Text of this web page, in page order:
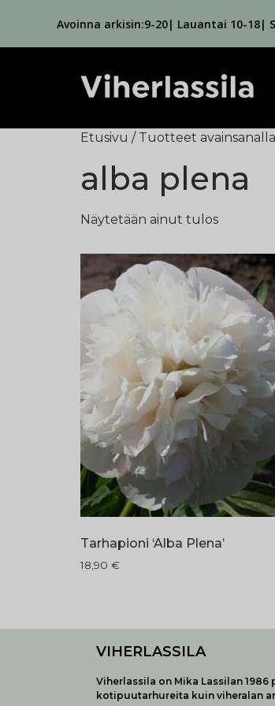
Avoinna arkisin:9-20| Lauantai 10-18|
Etusivu / Tuotteet
alba plena
Näytetään ainut tulos
Tarhapioni ‘Alba Plena’
18,90 €
VIHERLASSILA
Viherlassila on Mika Lassilan
kotipuutarhureita kuin viheralan